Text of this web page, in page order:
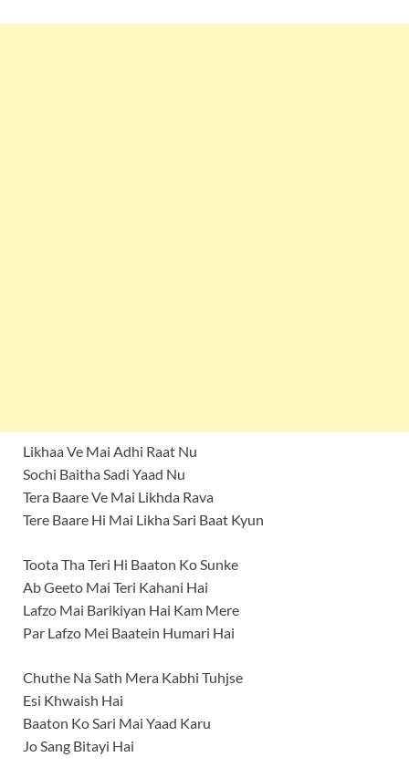
Likhaa Ve Mai Adhi Raat Nu
Sochi Baitha Sadi Yaad Nu
Tera Baare Ve Mai Likhda Rava
Tere Baare Hi Mai Likha Sari Baat Kyun
Toota Tha Teri Hi Baaton Ko Sunke
Ab Geeto Mai Teri Kahani Hai
Lafzo Mai Barikiyan Hai Kam Mere
Par Lafzo Mei Baatein Humari Hai
Chuthe Na Sath Mera Kabhi Tuhjse
Esi Khwaish Hai
Baaton Ko Sari Mai Yaad Karu
Jo Sang Bitayi Hai